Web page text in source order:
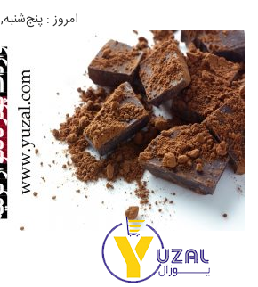
امروز : پنج‌شنبه, 15 مرداد 1405